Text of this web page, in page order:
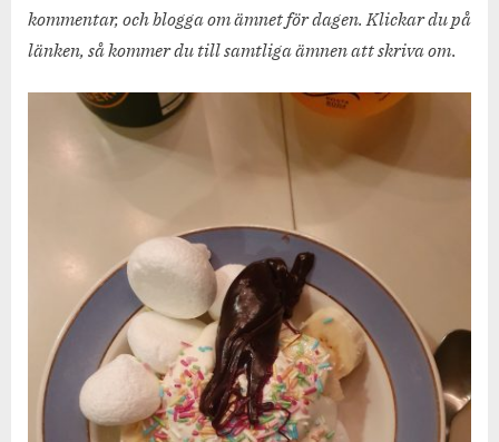
ätit
glass
ännu?
kommentar, och blogga om ämnet för dagen. Klickar du på
länken, så kommer du till samtliga ämnen att skriva om.